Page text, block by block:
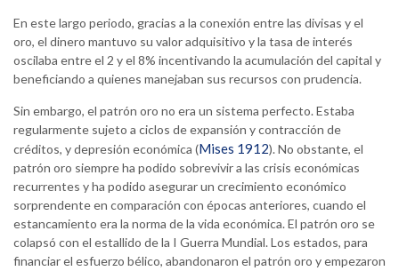
En este largo periodo, gracias a la conexión entre las divisas y el
oro, el dinero mantuvo su valor adquisitivo y la tasa de interés
oscilaba entre el 2 y el 8% incentivando la acumulación del capital y
beneficiando a quienes manejaban sus recursos con prudencia.
Sin embargo, el patrón oro no era un sistema perfecto. Estaba
regularmente sujeto a ciclos de expansión y contracción de
créditos, y depresión económica (Mises 1912). No obstante, el
patrón oro siempre ha podido sobrevivir a las crisis económicas
recurrentes y ha podido asegurar un crecimiento económico
sorprendente en comparación con épocas anteriores, cuando el
estancamiento era la norma de la vida económica. El patrón oro se
colapsó con el estallido de la I Guerra Mundial. Los estados, para
financiar el esfuerzo bélico, abandonaron el patrón oro y empezaron